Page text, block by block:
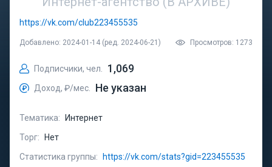
https://vk.com/club223455535
Добавлено: 2024-01-14 (ред. 2024-06-21) Просмотров: 1273
Подписчики, чел. 1,069
Доход, ₽/мес. Не указан
Тематика:
Интернет
Торг:
Нет
Статистика группы:
https://vk.com/stats?gid=223455535